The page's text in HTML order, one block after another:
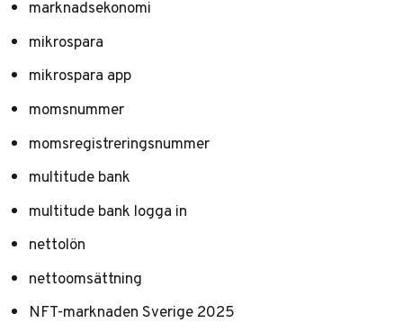
marknadsekonomi
mikrospara
mikrospara app
momsnummer
momsregistreringsnummer
multitude bank
multitude bank logga in
nettolön
nettoomsättning
NFT-marknaden Sverige 2025